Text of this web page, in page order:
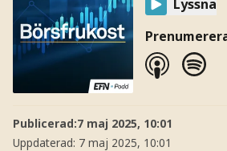
Lyssna
Publicerad:7 maj 2025, 10:01
Uppdaterad: 7 maj 2025, 10:01